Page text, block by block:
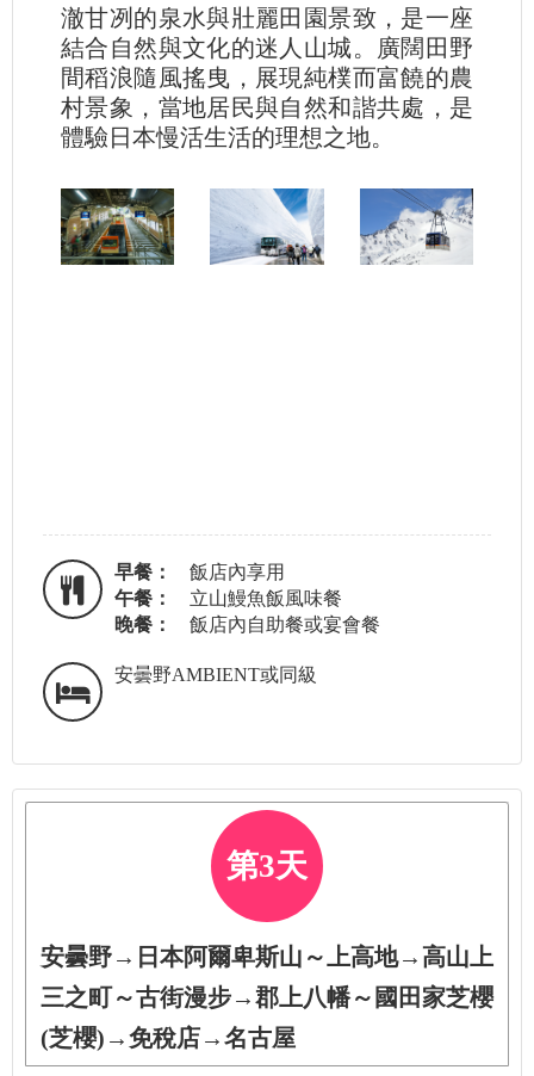
澈甘冽的泉水與壯麗田園景致，是一座
結合自然與文化的迷人山城。廣闊田野
間稻浪隨風搖曳，展現純樸而富饒的農
村景象，當地居民與自然和諧共處，是
體驗日本慢活生活的理想之地。
早餐：
飯店內享用
午餐：
立山鰻魚飯風味餐
晚餐：
飯店內自助餐或宴會餐
安曇野AMBIENT或同級
第3天
安曇野→日本阿爾卑斯山～上高地→高山上
三之町～古街漫步→郡上八幡～國田家芝櫻
(芝櫻)→免稅店→名古屋